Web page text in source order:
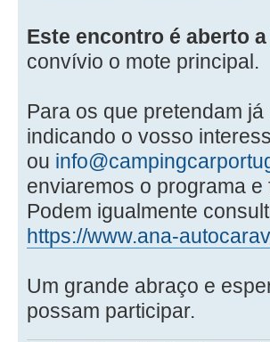
Este encontro é aberto
convívio o mote principal.
Para os que pretendam
indicando o vosso
ou
enviaremos o programa
Podem igualmente
https://www.ana-
Um grande abraço e
possam participar.